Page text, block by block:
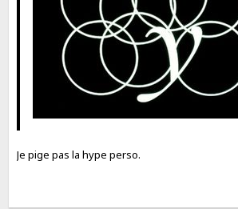
Je pige pas la hype perso.